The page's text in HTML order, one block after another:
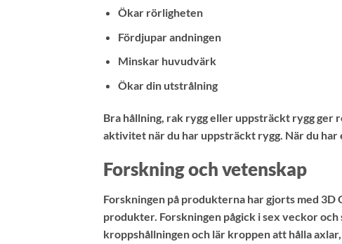
Ökar rörligheten
Fördjupar andningen
Minskar huvudvärk
Ökar din utstrålning
Bra hållning, rak rygg eller uppsträckt rygg ger
aktivitet när du har uppsträckt rygg. När du har
Forskning och vetenskap
Forskningen på produkterna har gjorts med
produkter. Forskningen pågick i sex veckor
kroppshållningen och lär kroppen att hålla